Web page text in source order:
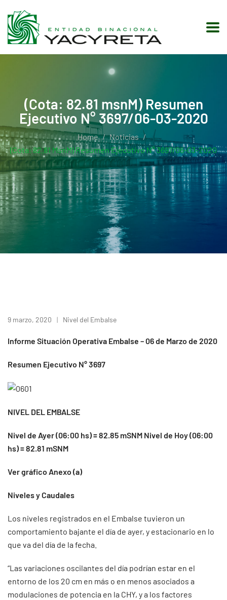
(Cota: 82.81 msnM) Resumen
Ejecutivo N° 3697/06-03-2020
Home
Noticias
(Cota: 82.81 MsnM) Resumen Ejecutivo N° 3697/06-03-2020
9 marzo, 2020 Nivel del Embalse
Informe Situación Operativa Embalse – 06 de Marzo de 2020
Resumen Ejecutivo N° 3697
NIVEL DEL EMBALSE
Nivel de Ayer (06:00 hs) = 82.85 mSNM Nivel de Hoy (06:00
hs) = 82.81 mSNM
Ver gráfico Anexo (a)
Niveles y Caudales
Los niveles registrados en el Embalse tuvieron un
comportamiento bajante el día de ayer, y estacionario en lo
que va del día de la fecha.
“Las variaciones oscilantes del día podrían estar en el
entorno de los 20 cm en más o en menos asociados a
modulaciones de potencia en la CHY, y a los factores